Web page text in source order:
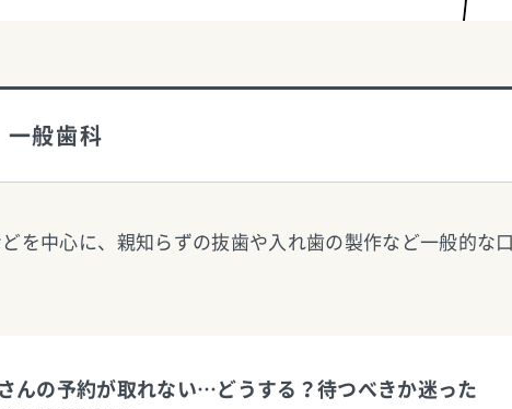
一般歯科
を中心に、親知らずの抜歯や入れ歯の製作など一般的な口
んの予約が取れない…どうする？待つべきか迷った